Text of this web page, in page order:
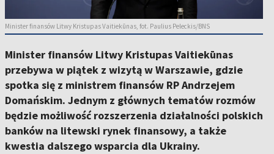
Minister finansów Litwy Kristupas Vaitiekūnas, fot. Paulius Peleckis/BNS
Minister finansów Litwy Kristupas Vaitiekūnas
przebywa w piątek z wizytą w Warszawie, gdzie
spotka się z ministrem finansów RP Andrzejem
Domańskim. Jednym z głównych tematów rozmów
będzie możliwość rozszerzenia działalności polskich
banków na litewski rynek finansowy, a także
kwestia dalszego wsparcia dla Ukrainy.